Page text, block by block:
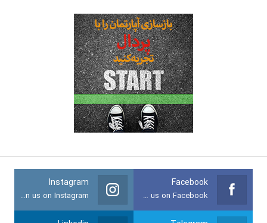
Facebook
Join us on Facebook
Instagram
Join us on Instagram